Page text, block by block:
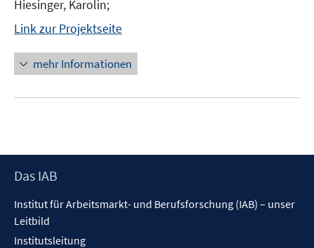
Hiesinger, Karolin;
Link zur Projektseite
mehr Informationen
Footer
Das IAB
Institut für Arbeitsmarkt- und Berufsforschung (IAB) – unser
Leitbild
Institutsleitung